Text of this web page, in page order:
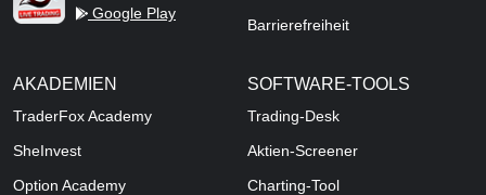
Google Play
Barrierefreiheit
AKADEMIEN
TraderFox Academy
SheInvest
Option Academy
SOFTWARE-TOOLS
Trading-Desk
Aktien-Screener
Charting-Tool